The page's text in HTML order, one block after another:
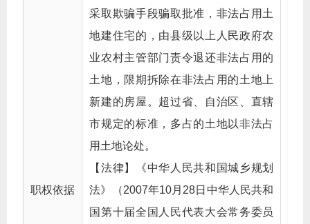
职权依据
采取欺骗手段骗取批准，非法占用土
地建住宅的，由县级以上人民政府农
业农村主管部门责令退还非法占用的
土地，限期拆除在非法占用的土地上
新建的房屋。超过省、自治区、直辖
市规定的标准，多占的土地以非法占
用土地论处。
【法律】《中华人民共和国城乡规划
法》（2007年10月28日中华人民共和
国第十届全国人民代表大会常务委员